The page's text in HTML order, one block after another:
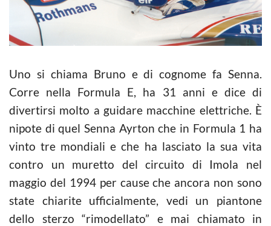
Uno si chiama Bruno e di cognome fa Senna.
Corre nella Formula E, ha 31 anni e dice di
divertirsi molto a guidare macchine elettriche. È
nipote di quel Senna Ayrton che in Formula 1 ha
vinto tre mondiali e che ha lasciato la sua vita
contro un muretto del circuito di Imola nel
maggio del 1994 per cause che ancora non sono
state chiarite ufficialmente, vedi un piantone
dello sterzo “rimodellato” e mai chiamato in